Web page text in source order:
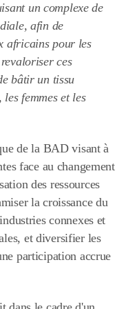
un complexe de
afin de
africains pour les
ces
bâtir un tissu
femmes et les
de la BAD visant à
face au changement
des ressources
la croissance du
connexes et
et diversifier les
participation accrue